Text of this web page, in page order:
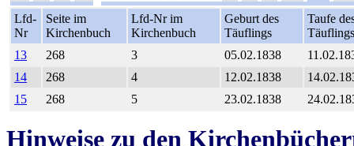
Lfd-
Nr
Seite im
Kirchenbuch
Lfd-Nr im
Kirchenbuch
Geburt des
Täuflings
Taufe
Täuflings
13
268 3 05.02.1838
14
268 4 12.02.1838
15
268 5 23.02.1838
Hinweise zu den